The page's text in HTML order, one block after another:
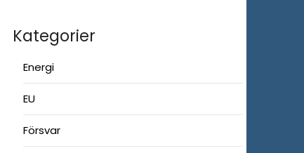
Kategorier
Energi
EU
Försvar